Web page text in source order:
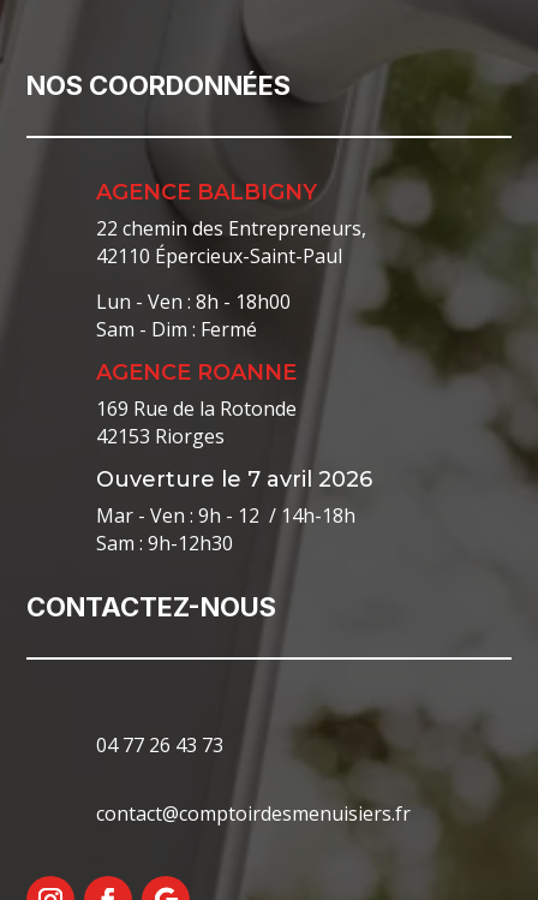
NOS COORDONNÉES
AGENCE BALBIGNY
22 chemin des Entrepreneurs,
42110 Épercieux-Saint-Paul
Lun - Ven : 8h - 18h00
Sam - Dim : Fermé
AGENCE ROANNE
169 Rue de la Rotonde
42153 Riorges
Ouverture le 7 avril 2026
Mar - Ven : 9h - 12 / 14h-18h
Sam : 9h-12h30
CONTACTEZ-NOUS
04 77 26 43 73
contact@comptoirdesmenuisiers.fr